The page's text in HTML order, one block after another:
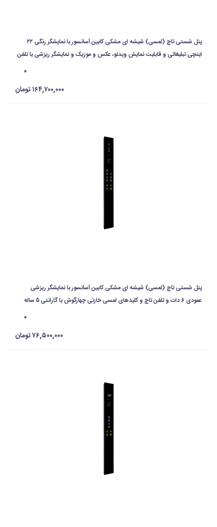
پنل شستی تاچ (لمسی) شیشه ای مشکی کابین آسانسور با نمایشگر رنگی ۲۲
اینچی تبلیغاتی و قابلیت نمایش ویدئو، عکس و موزیک و نمایشگر ریزشی با تلفن
۰
۱۶۴,۷۰۰,۰۰۰ تومان
پنل شستی تاچ (لمسی) شیشه ای مشکی کابین آسانسور با نمایشگر ریزشی
عمودی ۶ دات و تلفن تاچ و کلیدهای لمسی خازنی چهارگوش با گارانتی ۵ ساله
۰
۷۶,۵۰۰,۰۰۰ تومان